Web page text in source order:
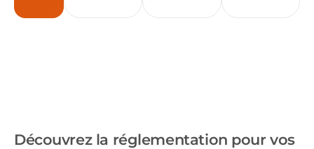
Découvrez la réglementation pour vos